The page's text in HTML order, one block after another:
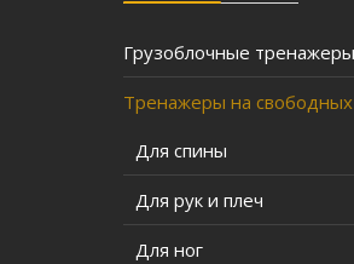
Грузоблочные тренажеры
Тренажеры на свободных
Для спины
Для рук и плеч
Для ног